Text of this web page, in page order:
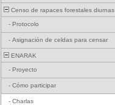
Censo de rapaces forestales diurnas
- Protocolo
- Asignación de celdas para censar
ENARAK
- Proyecto
- Cómo participar
- Charlas